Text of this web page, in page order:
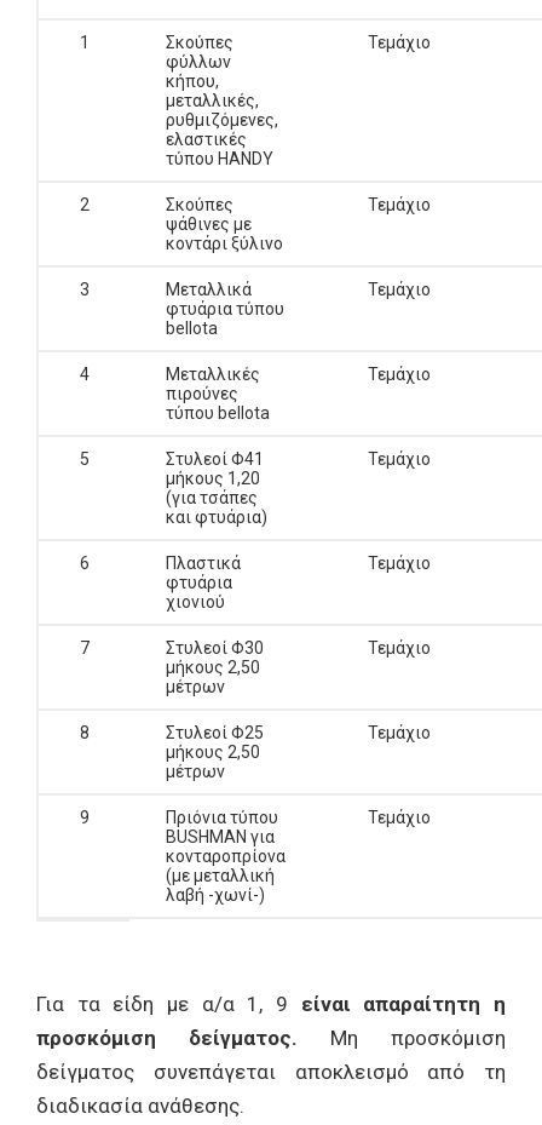
1
Σκούπες
φύλλων
κήπου,
μεταλλικές,
ρυθμιζόμενες,
ελαστικές
τύπου HANDY
Τεμάχιο
2
Σκούπες
ψάθινες με
κοντάρι ξύλινο
Τεμάχιο
3
Μεταλλικά
φτυάρια τύπου
bellota
Τεμάχιο
4
Μεταλλικές
πιρούνες
τύπου bellota
Τεμάχιο
5
Στυλεοί Φ41
μήκους 1,20
(για τσάπες
και φτυάρια)
Τεμάχιο
6
Πλαστικά
φτυάρια
χιονιού
Τεμάχιο
7
Στυλεοί Φ30
μήκους 2,50
μέτρων
Τεμάχιο
8
Στυλεοί Φ25
μήκους 2,50
μέτρων
Τεμάχιο
9
Πριόνια τύπου
BUSΗMAN για
κονταροπρίονα
(με μεταλλική
λαβή -χωνί-)
Τεμάχιο
Για τα είδη με α/α 1, 9 είναι απαραίτητη η
προσκόμιση δείγματος. Μη προσκόμιση
δείγματος συνεπάγεται αποκλεισμό από τη
διαδικασία ανάθεσης.